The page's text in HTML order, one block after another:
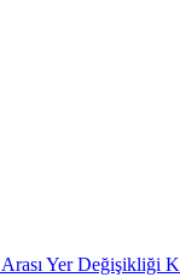
Yer Değişikliği